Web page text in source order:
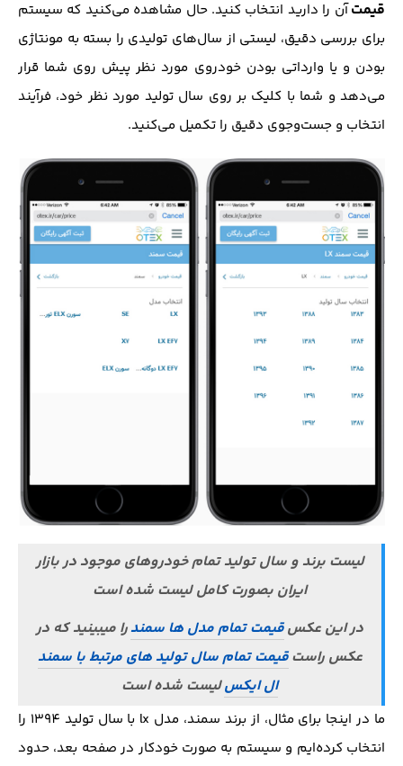
قیمتآن را دارید انتخاب کنید. حال مشاهده می‌کنید که سیستم
برای بررسی دقیق، لیستی از سال‌های تولیدی را بسته به مونتاژی
بودن و یا وارداتی بودن خودروی مورد نظر پیش روی شما قرار
می‌دهد و شما با کلیک بر روی سال تولید مورد نظر خود، فرآیند
انتخاب و جست‌و‌جوی دقیق را تکمیل می‌کنید.
لیست برند و سال تولید تمام خودروهای موجود در بازار
ایران بصورت کامل لیست شده است
در این عکسقیمت تمام مدل ها سمندرا میبینید که در
عکس راستقیمت تمام سال تولید های مرتبط با سمند
ال ایکسلیست شده است
ما در اینجا برای مثال، از برند سمند، مدل lx با سال تولید 1394 را
انتخاب کرده‌ایم و سیستم به صورت خودکار در صفحه بعد، حدود